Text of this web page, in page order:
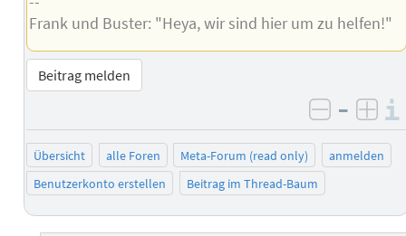
Frank und Buster: "Heya, wir sind hier um zu helfen!"
Beitrag melden
negativ
–
Übersicht alle Foren Meta-Forum (read only)
anmelden
Benutzerkonto erstellen
Beitrag im Thread-Baum